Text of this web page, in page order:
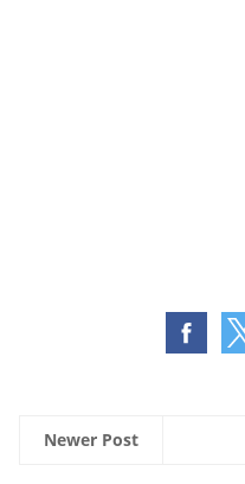
Newer Post